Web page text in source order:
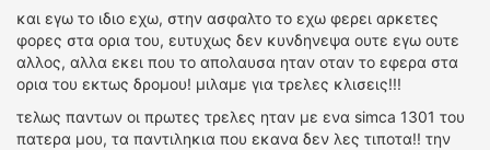
και εγω το ιδιο εχω, στην ασφαλτο το εχω φερει αρκετες
φορες στα ορια του, ευτυχως δεν κυνδηνεψα ουτε εγω ουτε
αλλος, αλλα εκει που το απολαυσα ηταν οταν το εφερα στα
ορια του εκτως δρομου! μιλαμε για τρελες κλισεις!!!
τελως παντων οι πρωτες τρελες ηταν με ενα simca 1301 του
πατερα μου, τα παντιληκια που εκανα δεν λες τιποτα!! την